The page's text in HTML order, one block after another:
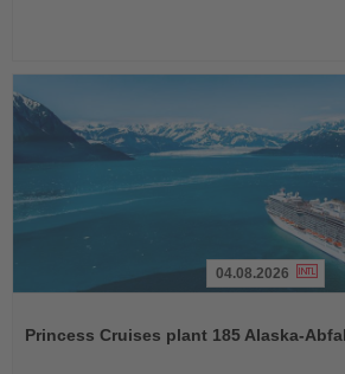
die
04.08.2026
Princess Cruises plant 185 Alaska-